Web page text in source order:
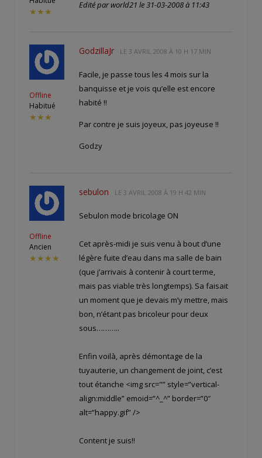
★★★
Edité par world21 le 31-03-2008 à 11:43
Offline
Habitué
★★★
GodzillaJr LE 3 AVRIL 2008 À 10 H 17 MIN
Facile, je passe tous les 4 mois sur la
banquisse et je vois qu’elle est encore
habité !!
Par contre je suis joyeux, pas joyeuse !!
Godzy
Offline
Ancien
★★★★
sebulon LE 3 AVRIL 2008 À 19 H 42 MIN
Sebulon mode bricolage ON
Cet après-midi je suis venu à bout d’une
légère fuite d’eau dans ma salle de bain
(que j’arrivais à contenir à court terme,
mais pas viable très longtemps). Sa faisait
un moment que je devais m’y mettre, mais
bon, n’étant pas bricoleur pour deux
sous………..
Enfin voilà, après démontage de la
tuyauterie, un changement de joint, c’est
tout étanche <img src="” style=”vertical-
align:middle” emoid=”^_^” border=”0″
alt=”happy.gif” />
Content je suis!!